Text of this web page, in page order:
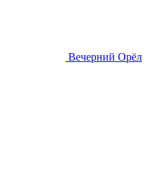
Вечерний Орёл